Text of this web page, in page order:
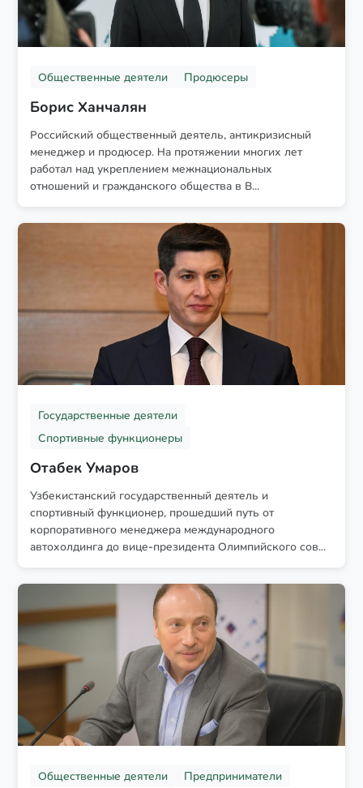
Общественные деятели Продюсеры
Борис Ханчалян
Российский общественный деятель, антикризисный
менеджер и продюсер. На протяжении многих лет
работал над укреплением межнациональных
отношений и гражданского общества в В...
Государственные деятели
Спортивные функционеры
Отабек Умаров
Узбекистанский государственный деятель и
спортивный функционер, прошедший путь от
корпоративного менеджера международного
автохолдинга до вице-президента Олимпийского сов...
Общественные деятели Предприниматели